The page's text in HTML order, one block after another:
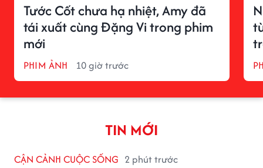
Tước Cốt chưa hạ nhiệt, Amy đã
tái xuất cùng Đặng Vi trong phim
mới
PHIM ẢNH 10 giờ trước
TIN MỚI
CẬN CẢNH CUỘC SỐNG 2 phút trước